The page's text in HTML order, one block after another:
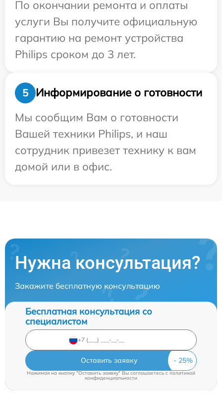
По окончании ремонта и оплаты
услуги Вы получите официальную
гарантию на ремонт устройства
Philips сроком до 3 лет.
5
Информирование о готовности
Мы сообщим Вам о готовности
Вашей техники Philips, и наш
сотрудник привезет технику к вам
домой или в офис.
Нужна консультация?
Закажите бесплатную консультацию
Бесплатная консультация со
специалистом
Оставить заявку
Нажимая на кнопку "Оставить заявку" Вы соглашаетесь cполитикой
конфиденциальности